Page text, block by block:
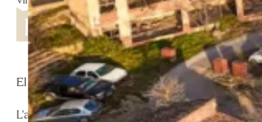
El Pont del Tren de Vinaixa, situat a l’entrada
L’arribada del ferrocarril a Vinaixa, l’any 1872,